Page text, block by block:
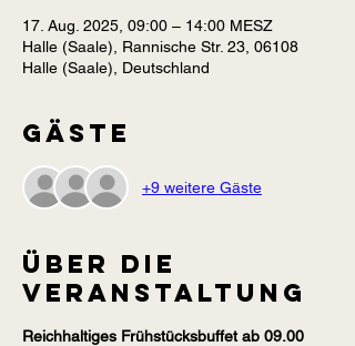
17. Aug. 2025, 09:00 – 14:00 MESZ
Halle (Saale), Rannische Str. 23, 06108
Halle (Saale), Deutschland
Gäste
+9 weitere Gäste
Über die
Veranstaltung
Reichhaltiges Frühstücksbuffet ab 09.00